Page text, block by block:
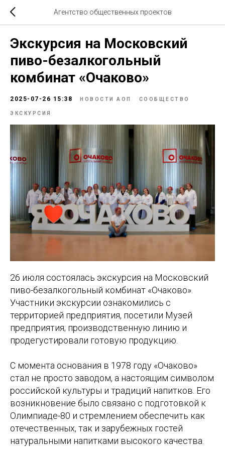
Агентство общественных проектов
Экскурсия на Московский
пиво-безалкогольный
комбинат «Очаково»
2025-07-26 15:38 НОВОСТИ АОП СООБЩЕСТВО
ЭКСКУРСИЯ
26 июля состоялась экскурсия на Московский
пиво-безалкогольный комбинат «Очаково».
Участники экскурсии ознакомились с
территорией предприятия, посетили Музей
предприятия; производственную линию и
продегустировали готовую продукцию.
С момента основания в 1978 году «Очаково»
стал не просто заводом, а настоящим символом
российской культуры и традиций напитков. Его
возникновение было связано с подготовкой к
Олимпиаде-80 и стремлением обеспечить как
отечественных, так и зарубежных гостей
натуральными напитками высокого качества.